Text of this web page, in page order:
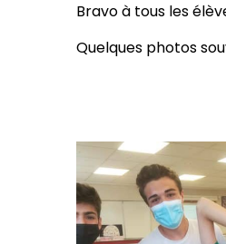
Bravo à tous les
Quelques photos